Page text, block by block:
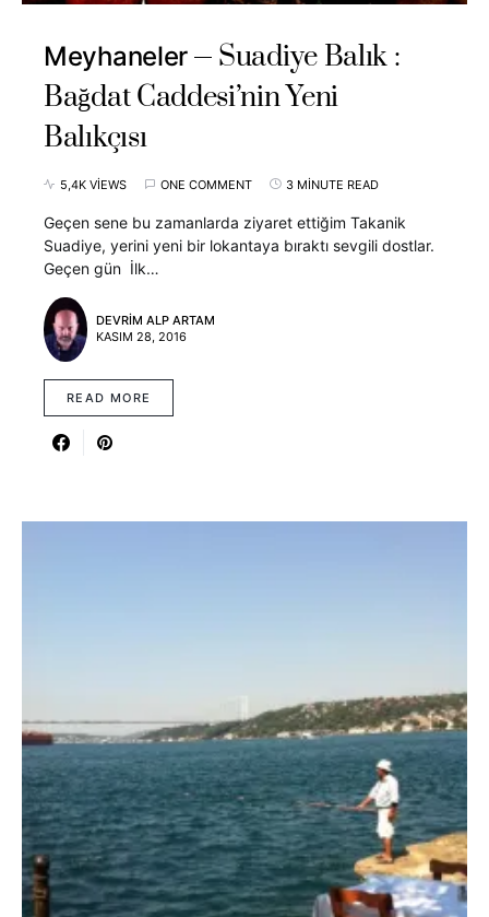
Meyhaneler
Suadiye Balık :
Bağdat Caddesi’nin Yeni
Balıkçısı
5,4K VIEWS ONE COMMENT 3 MINUTE READ
Geçen sene bu zamanlarda ziyaret ettiğim Takanik
Suadiye, yerini yeni bir lokantaya bıraktı sevgili dostlar.
Geçen gün İlk…
DEVRIM ALP ARTAM
KASIM 28, 2016
READ MORE